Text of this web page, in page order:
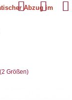
Abzug im
Größen)